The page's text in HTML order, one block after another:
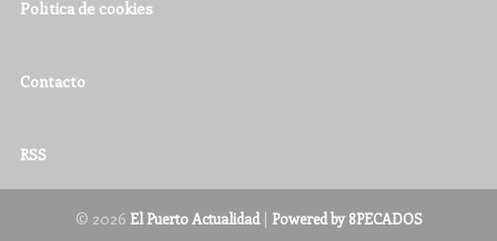
Política de cookies
Contacto
RSS
© 2026 El Puerto Actualidad| Powered by 8PECADOS